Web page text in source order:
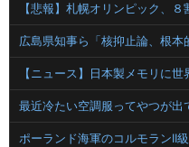
【悲報】札幌オリンピック、８
最近冷たい空調服ってやつが